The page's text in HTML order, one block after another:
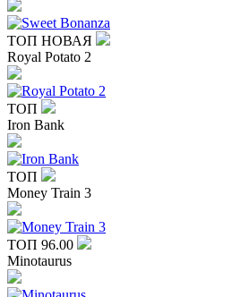
ТОП НОВАЯ
Royal Potato 2
ТОП
Iron Bank
ТОП
Money Train 3
ТОП 96.00
Minotaurus